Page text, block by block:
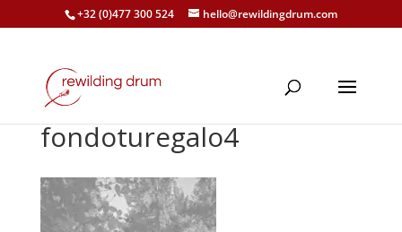
+32 (0)477 300 524 hello@rewildingdrum.com
fondoturegalo4